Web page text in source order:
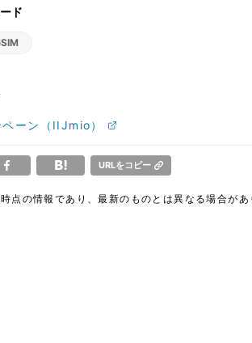
ド
ーン（IIJmio）
URLをコピー
点の情報であり、最新のものとは異なる場合があ